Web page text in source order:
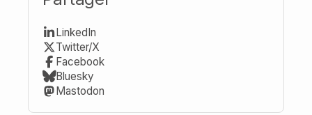
LinkedIn
Twitter/X
Facebook
Bluesky
Mastodon